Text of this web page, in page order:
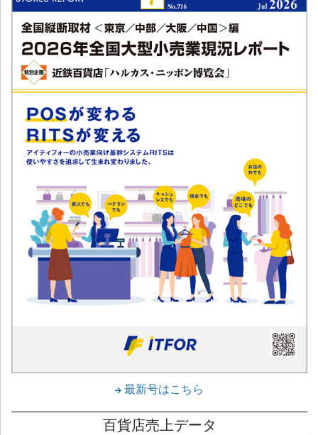
最新号はこちら
百貨店売上データ